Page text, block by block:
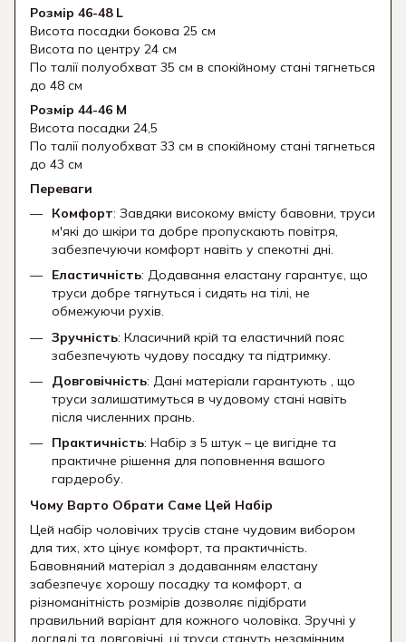
Розмір 46-48 L
Висота посадки бокова 25 см
Висота по центру 24 см
По талії полуобхват 35 см в спокійному стані тягнеться
до 48 см
Розмір 44-46 М
Висота посадки 24,5
По талії полуобхват 33 см в спокійному стані тягнеться
до 43 см
Переваги
Комфорт: Завдяки високому вмісту бавовни, труси
м'які до шкіри та добре пропускають повітря,
забезпечуючи комфорт навіть у спекотні дні.
Еластичність: Додавання еластану гарантує, що
труси добре тягнуться і сидять на тілі, не
обмежуючи рухів.
Зручність: Класичний крій та еластичний пояс
забезпечують чудову посадку та підтримку.
Довговічність: Дані матеріали гарантують , що
труси залишатимуться в чудовому стані навіть
після численних прань.
Практичність: Набір з 5 штук – це вигідне та
практичне рішення для поповнення вашого
гардеробу.
Чому Варто Обрати Саме Цей Набір
Цей набір чоловічих трусів стане чудовим вибором
для тих, хто цінує комфорт, та практичність.
Бавовняний матеріал з додаванням еластану
забезпечує хорошу посадку та комфорт, а
різноманітність розмірів дозволяє підібрати
правильний варіант для кожного чоловіка. Зручні у
догляді та довговічні, ці труси стануть незамінним